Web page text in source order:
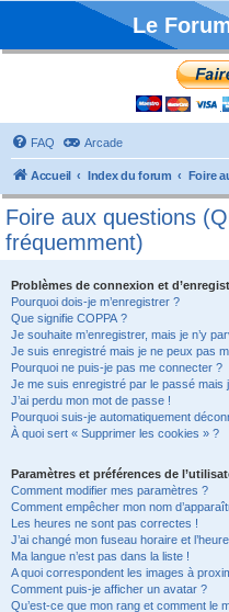
Le
FAQ Arcade
Accueil Index du forum
Foire aux questions
fréquemment)
Problèmes de connexion et
Pourquoi dois-je m’enregistrer ?
Que signifie COPPA ?
Je souhaite m’enregistrer, mais je n’y
Je suis enregistré mais je ne peux pas
Pourquoi ne puis-je pas me connecter ?
Je me suis enregistré par le passé mais
J’ai perdu mon mot de passe !
Pourquoi suis-je automatiquement
À quoi sert « Supprimer les cookies » ?
Paramètres et préférences de
Comment modifier mes paramètres ?
Comment empêcher mon nom
Les heures ne sont pas correctes !
J’ai changé mon fuseau horaire et
Ma langue n’est pas dans la liste !
A quoi correspondent les images à
Comment puis-je afficher un avatar ?
Qu’est-ce que mon rang et comment le